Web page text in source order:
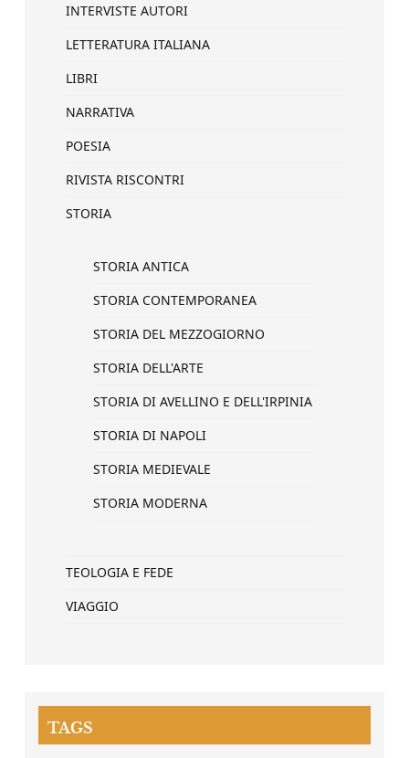
INTERVISTE AUTORI
LETTERATURA ITALIANA
LIBRI
NARRATIVA
POESIA
RIVISTA RISCONTRI
STORIA
STORIA ANTICA
STORIA CONTEMPORANEA
STORIA DEL MEZZOGIORNO
STORIA DELL'ARTE
STORIA DI AVELLINO E DELL'IRPINIA
STORIA DI NAPOLI
STORIA MEDIEVALE
STORIA MODERNA
TEOLOGIA E FEDE
VIAGGIO
TAGS